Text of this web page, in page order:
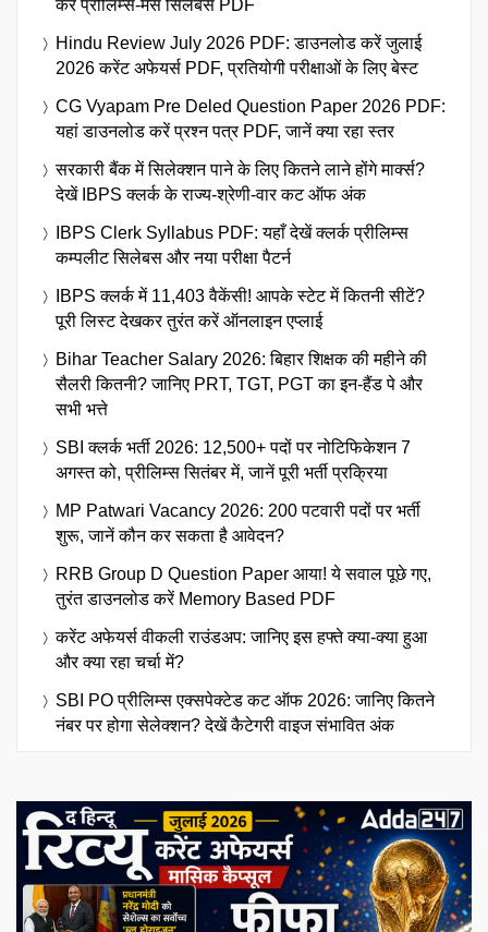
करें प्रीलिम्स-मेंस सिलेबस PDF
Hindu Review July 2026 PDF: डाउनलोड करें जुलाई
2026 करेंट अफेयर्स PDF, प्रतियोगी परीक्षाओं के लिए बेस्ट
CG Vyapam Pre Deled Question Paper 2026 PDF:
यहां डाउनलोड करें प्रश्न पत्र PDF, जानें क्या रहा स्तर
सरकारी बैंक में सिलेक्शन पाने के लिए कितने लाने होंगे मार्क्स?
देखें IBPS क्लर्क के राज्य-श्रेणी-वार कट ऑफ अंक
IBPS Clerk Syllabus PDF: यहाँ देखें क्लर्क प्रीलिम्स
कम्पलीट सिलेबस और नया परीक्षा पैटर्न
IBPS क्लर्क में 11,403 वैकेंसी! आपके स्टेट में कितनी सीटें?
पूरी लिस्ट देखकर तुरंत करें ऑनलाइन एप्लाई
Bihar Teacher Salary 2026: बिहार शिक्षक की महीने की
सैलरी कितनी? जानिए PRT, TGT, PGT का इन-हैंड पे और
सभी भत्ते
SBI क्लर्क भर्ती 2026: 12,500+ पदों पर नोटिफिकेशन 7
अगस्त को, प्रीलिम्स सितंबर में, जानें पूरी भर्ती प्रक्रिया
MP Patwari Vacancy 2026: 200 पटवारी पदों पर भर्ती
शुरू, जानें कौन कर सकता है आवेदन?
RRB Group D Question Paper आया! ये सवाल पूछे गए,
तुरंत डाउनलोड करें Memory Based PDF
करेंट अफेयर्स वीकली राउंडअप: जानिए इस हफ्ते क्या-क्या हुआ
और क्या रहा चर्चा में?
SBI PO प्रीलिम्स एक्सपेक्टेड कट ऑफ 2026: जानिए कितने
नंबर पर होगा सेलेक्शन? देखें कैटेगरी वाइज संभावित अंक